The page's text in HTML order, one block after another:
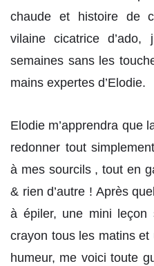
chaude et histoire de
vilaine cicatrice d’ado,
semaines sans les
mains expertes d’Elodie.
Elodie m’apprendra que
redonner tout simplement
à mes sourcils , tout en
& rien d’autre ! Après
à épiler, une mini leçon
crayon tous les matins
humeur, me voici toute